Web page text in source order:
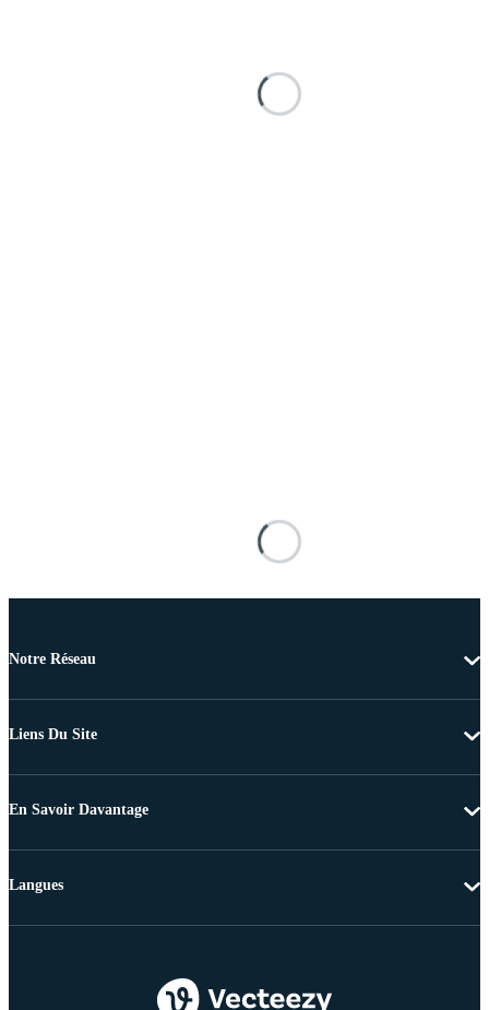
Notre Réseau
Liens Du Site
En Savoir Davantage
Langues